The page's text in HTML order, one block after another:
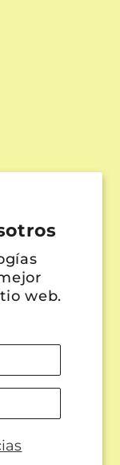
web.